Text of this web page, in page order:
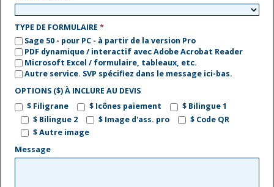
TYPE DE FORMULAIRE *
Sage 50 - pour PC - à partir de la version Pro
PDF dynamique / interactif avec Adobe Acrobat Reader
Microsoft Excel / formulaire, tableaux, etc.
Autre service. SVP spécifiez dans le message ici-bas.
OPTIONS ($) À INCLURE AU DEVIS
$ Filigrane
$ Icônes paiement
$ Bilingue 1
$ Bilingue 2
$ Image d'ass. pro
$ Code QR
$ Autre image
Message